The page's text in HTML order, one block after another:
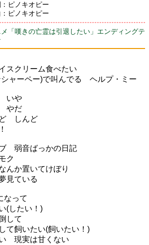
ピノキオピー
ピノキオピー
「嘆きの亡霊は引退したい」エンディングテ
スクリーム食べたい
ャーペー)で叫んでる ヘルプ・ミー
いや
やだ
しんど
弱音ばっかの日記
ク
んか置いてけぼり
見ている
なって
(したい！)
して
て飼いたい(飼いたい！)
現実は甘くない